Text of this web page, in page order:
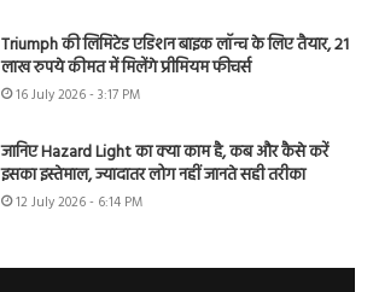
Triumph की लिमिटेड एडिशन बाइक लॉन्च के लिए तैयार, 21
लाख रुपये कीमत में मिलेंगे प्रीमियम फीचर्स
16 July 2026 - 3:17 PM
जानिए Hazard Light का क्या काम है, कब और कैसे करें
इसका इस्तेमाल, ज्यादातर लोग नहीं जानते सही तरीका
12 July 2026 - 6:14 PM